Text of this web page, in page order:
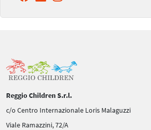
Reggio Children S.r.l.
c/o Centro Internazionale Loris Malaguzzi
Viale Ramazzini, 72/A